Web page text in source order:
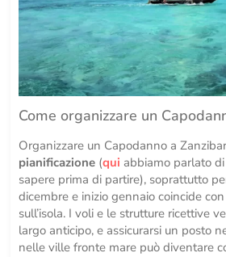
Come organizzare un
Organizzare un Capodanno a Zanzibar
pianificazione (qui abbiamo parlato
sapere prima di partire), soprattutto
dicembre e inizio gennaio coincide con
sull’isola. I voli e le strutture ricettive
largo anticipo, e assicurarsi un posto
nelle ville fronte mare può diventare